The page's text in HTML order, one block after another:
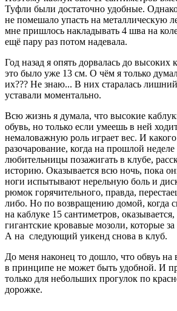
Туфли были достаточно удобные.
не помешало упасть на металлическую
мне пришлось накладывать 4 шва на
ещё пару раз потом надевала.
Год назад я опять дорвалась до высоких
это было уже 13 см. О чём я только
их??? Не знаю... В них старалась
уставали моментально.
Всю жизнь я думала, что высокие
обувь, но только если умеешь в ней
немаловажную роль играет вес. И
разочарование, когда на прошлой
любительницы позажигать в клубе,
историю. Оказывается всю ночь, пока
ноги испытывают нерельную боль и
рюмок горячительного, правда,
либо. Но по возвращению домой, когда
на каблуке 15 сантиметров,
гигантские кровавые мозоли, которые
А на следующий уикенд снова в клуб.
До меня наконец то дошло, что обвуь на
в принципе не может быть удобной. И
только для небольших прогулок по
дорожке.